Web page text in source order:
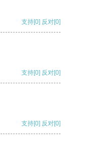
支持[0] 反对[0]
支持[0] 反对[0]
支持[0] 反对[0]